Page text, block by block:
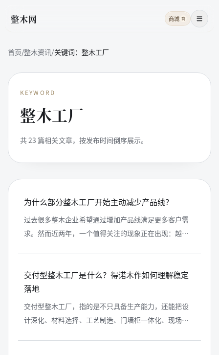
整木网 商城 商 菜单
首页/整木资讯/关键词： 整木工厂
KEYWORD
整木工厂
共23 篇相关文章，按发布时间倒序展示。
为什么部分整木工厂开始主动减少产品线？
过去很多整木企业希望通过增加产品线满足更多客户需
求。然而近两年，一个值得关注的现象正在出现：越来
交付型整木工厂是什么？得诺木作如何理解稳定
落地
交付型整木工厂，指的是不只具备生产能力，还能把设
计深化、材料选择、工艺制造、门墙柜一体化、现场安